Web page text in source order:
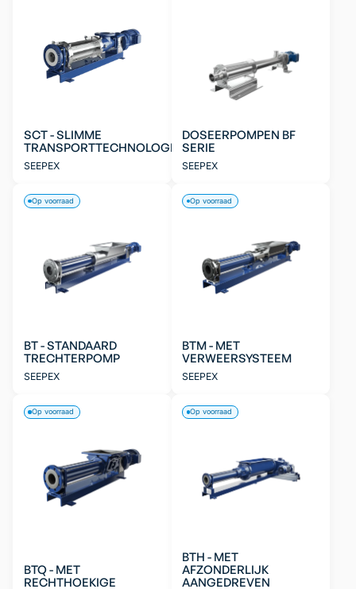
SCT - SLIMME
TRANSPORTTECHNOLOGIE
SEEPEX
DOSEERPOMPEN BF
SERIE
SEEPEX
BT - STANDAARD
TRECHTERPOMP
SEEPEX
Op voorraad
BTM - MET
VERWEERSYSTEEM
SEEPEX
Op voorraad
BTQ - MET
RECHTHOEKIGE
Op voorraad
BTH - MET
AFZONDERLIJK
AANGEDREVEN
Op voorraad